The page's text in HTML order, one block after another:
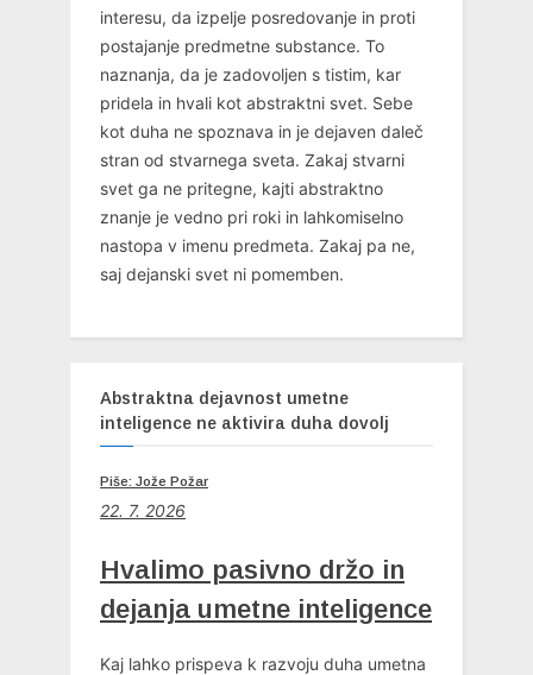
interesu, da izpelje posredovanje in proti
postajanje predmetne substance. To
naznanja, da je zadovoljen s tistim, kar
pridela in hvali kot abstraktni svet. Sebe
kot duha ne spoznava in je dejaven daleč
stran od stvarnega sveta. Zakaj stvarni
svet ga ne pritegne, kajti abstraktno
znanje je vedno pri roki in lahkomiselno
nastopa v imenu predmeta. Zakaj pa ne,
saj dejanski svet ni pomemben.
Abstraktna dejavnost umetne
inteligence ne aktivira duha dovolj
Piše: Jože Požar
22. 7. 2026
Hvalimo pasivno držo in
dejanja umetne inteligence
Kaj lahko prispeva k razvoju duha umetna